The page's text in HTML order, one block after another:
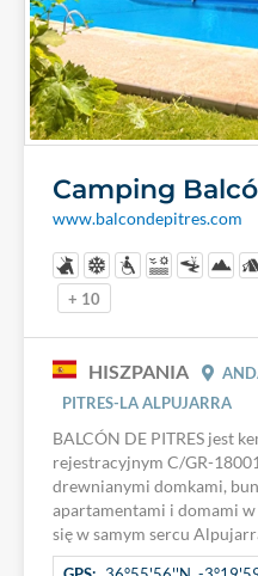
Camping
www.balcondepitres.com
+ 10
HISZPANIA
PITRES-LA ALPUJARRA
BALCÓN DE PITRES jest
rejestracyjnym C/GR-
drewnianymi domkami,
apartamentami i domami
się w samym sercu